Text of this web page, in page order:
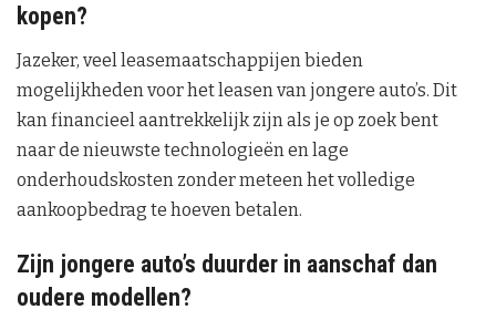
kopen?
Jazeker, veel leasemaatschappijen bieden
mogelijkheden voor het leasen van jongere auto’s. Dit
kan financieel aantrekkelijk zijn als je op zoek bent
naar de nieuwste technologieën en lage
onderhoudskosten zonder meteen het volledige
aankoopbedrag te hoeven betalen.
Zijn jongere auto’s duurder in aanschaf dan
oudere modellen?